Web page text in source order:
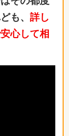
も、 詳し
心して相